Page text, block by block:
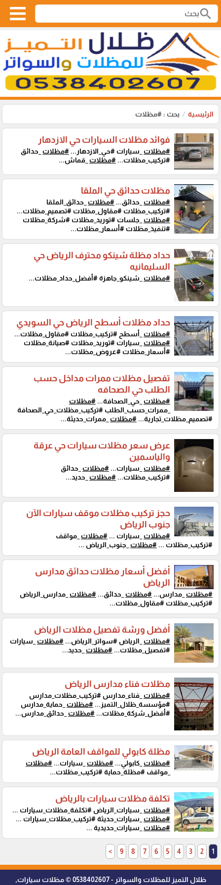
search
الرئيسية بحث : #مظلات
فوائد مظلات السيارات حي الازدهار
#مظلات _سيارات #حي_الازدهار... #مظلات _حدائق
#تركيب_مظلات... #مظلات _قماش...
مظلات حدائق حي الملقا
#مظلات _حدائق... #مظلات _حدائق_الملقا
#تركيب_مظلات #مقاول_مظلات #تصميم_مظلات...
#مظلات _جلسات #توريد_مظلات #شركة_مظلات
#تنفيذ_مظلات #أسعار_مظلات...
حداد مظلة شينكو محترف الرياض حي
السليمانيه
#مظلات _شينكو_جاهزة #أفضل_حداد_مظلات...
حداد مظلات أسطح الرياض حي السويدي
#مظلات _أسطح #تركيب_مظلات #مقاول_مظلات...
#مظلات _سيارات #توريد_مظلات #صيانة_مظلات
#أسعار_مظلات #عروض_مظلات...
تفصيل مظلات ممرات مداخل حسب
الطلب حي الصحافه
#مظلات _حي_الصحافة... #مظلات
_ممرات_حسب_الطلب #تركيب_مظلات_حي_الصحافة
#تصميم_مظلات_تجارية... #مظلات _ممرات_حديثة...
عرض سعر مظلات سيارات حي عرقة
والياسمين
#مظلات _سيارات... #مظلات _حدائق
#تركيب_مظلات... #مظلات _حديد...
حجز تركيب مظلات موقف سيارات الآن
جنوب الرياض
#مظلات _سيارات ... #مظلات _مواقف
#تركيب_مظلات ... #مظلات _جنوب_الرياض ...
أفضل أسعار مظلات حدائق مدارس
الرياض
#مظلات _مدارس... #مظلات _حدائق... #مظلات _مدارس_الرياض
#تركيب_مظلات #مقاول_مظلات...
أفضل ورشة تفصيل مظلات الرياض
#مظلات _الرياض #سواتر_الرياض... #مظلات _سيارات
#تفصيل_مظلات... #مظلات _حديد...
مظلات فناء مدارس الرياض
#مظلات _فناء_مدارس #تركيب_مظلات_مدارس
#مؤسسة_ظلال_التميز... #مظلات _حماية_مدارس
#أفضل_شركة_مظلات... #مظلات _حدائق_مدارس...
مظلة كابولي للمواقف العامة الرياض
#مظلات _كابولي... #مظلات _سيارات... #مظلات
_مواقف #مظلة_حماية #تركيب_مظلات...
تكلفة مظلات سيارات بالرياض
#مظلات _سيارات_الرياض #تكلفة_مظلات_سيارات ...
#مظلات _سيارات_حديثة #تركيب_مظلات_سيارات ...
#مظلات _سيارات_حديدية ...
1
2
3
4
5
6
7
8
9
>
ظلال التميز للمظلات والسواتر - 0538402607 © مظلات سيارات,